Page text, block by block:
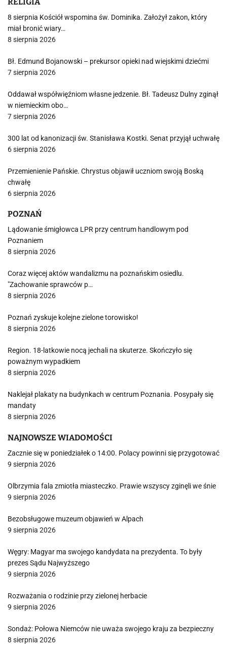
8 sierpnia Kościół wspomina św. Dominika. Założył zakon, który
miał bronić wiary…
8 sierpnia 2026
Bł. Edmund Bojanowski – prekursor opieki nad wiejskimi dziećmi
7 sierpnia 2026
Oddawał współwięźniom własne jedzenie. Bł. Tadeusz Dulny zginął
w niemieckim obo…
7 sierpnia 2026
300 lat od kanonizacji św. Stanisława Kostki. Senat przyjął uchwałę
6 sierpnia 2026
Przemienienie Pańskie. Chrystus objawił uczniom swoją Boską
chwałę
6 sierpnia 2026
POZNAŃ
Lądowanie śmigłowca LPR przy centrum handlowym pod
Poznaniem
8 sierpnia 2026
Coraz więcej aktów wandalizmu na poznańskim osiedlu.
"Zachowanie sprawców p…
8 sierpnia 2026
Poznań zyskuje kolejne zielone torowisko!
8 sierpnia 2026
Region. 18-latkowie nocą jechali na skuterze. Skończyło się
poważnym wypadkiem
8 sierpnia 2026
Naklejał plakaty na budynkach w centrum Poznania. Posypały się
mandaty
8 sierpnia 2026
NAJNOWSZE WIADOMOŚCI
Zacznie się w poniedziałek o 14:00. Polacy powinni się przygotować
9 sierpnia 2026
Olbrzymia fala zmiotła miasteczko. Prawie wszyscy zginęli we śnie
9 sierpnia 2026
Bezobsługowe muzeum objawień w Alpach
9 sierpnia 2026
Węgry: Magyar ma swojego kandydata na prezydenta. To były
prezes Sądu Najwyższego
9 sierpnia 2026
Rozważania o rodzinie przy zielonej herbacie
9 sierpnia 2026
Sondaż: Połowa Niemców nie uważa swojego kraju za bezpieczny
8 sierpnia 2026